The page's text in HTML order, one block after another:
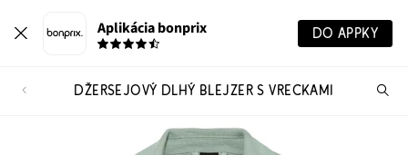
Aplikácia bonprix DO APPKY
DŽERSEJOVÝ DLHÝ BLEJZER S VRECKAMI